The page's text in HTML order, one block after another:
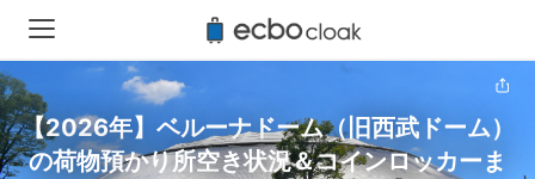
【2026年】ベルーナドーム（旧西武ドーム）
の荷物預かり所空き状況＆コインロッカーま